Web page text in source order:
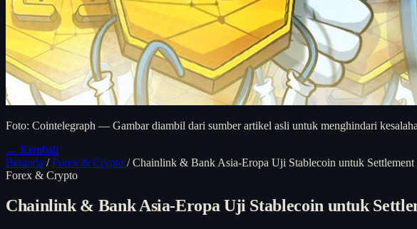
Foto: Cointelegraph — Gambar diambil dari sumber artikel asli untuk menghindari
← Kembali
Beranda / Forex & Crypto / Chainlink & Bank Asia-Eropa Uji Stablecoin untuk Settlement
Forex & Crypto
Chainlink & Bank Asia-Eropa Uji Stablecoin untuk